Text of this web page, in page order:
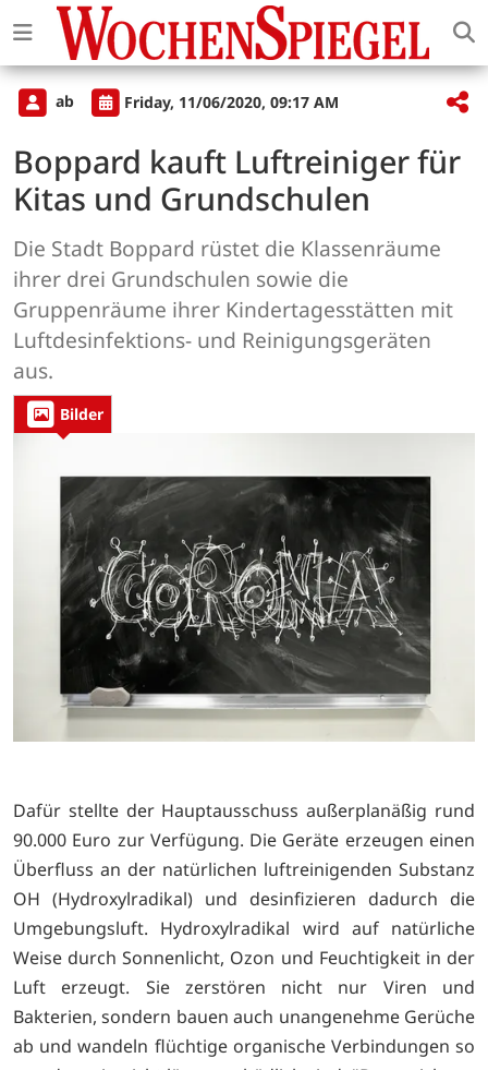
ab Friday, 11/06/2020, 09:17 AM
Boppard kauft Luftreiniger für
Kitas und Grundschulen
Die Stadt Boppard rüstet die Klassenräume
ihrer drei Grundschulen sowie die
Gruppenräume ihrer Kindertagesstätten mit
Luftdesinfektions- und Reinigungsgeräten
aus.
Bilder
Dafür stellte der Hauptausschuss außerplanäßig rund
90.000 Euro zur Verfügung. Die Geräte erzeugen einen
Überfluss an der natürlichen luftreinigenden Substanz
OH (Hydroxylradikal) und desinfizieren dadurch die
Umgebungsluft. Hydroxylradikal wird auf natürliche
Weise durch Sonnenlicht, Ozon und Feuchtigkeit in der
Luft erzeugt. Sie zerstören nicht nur Viren und
Bakterien, sondern bauen auch unangenehme Gerüche
ab und wandeln flüchtige organische Verbindungen so